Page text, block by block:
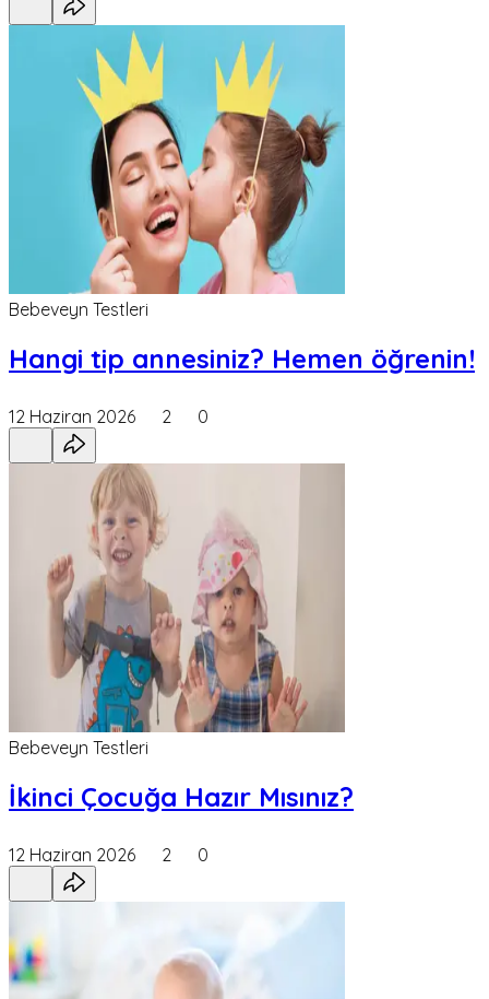
Bebeveyn Testleri
Hangi tip annesiniz? Hemen öğrenin!
12 Haziran 2026 2 0
Bebeveyn Testleri
İkinci Çocuğa Hazır Mısınız?
12 Haziran 2026 2 0